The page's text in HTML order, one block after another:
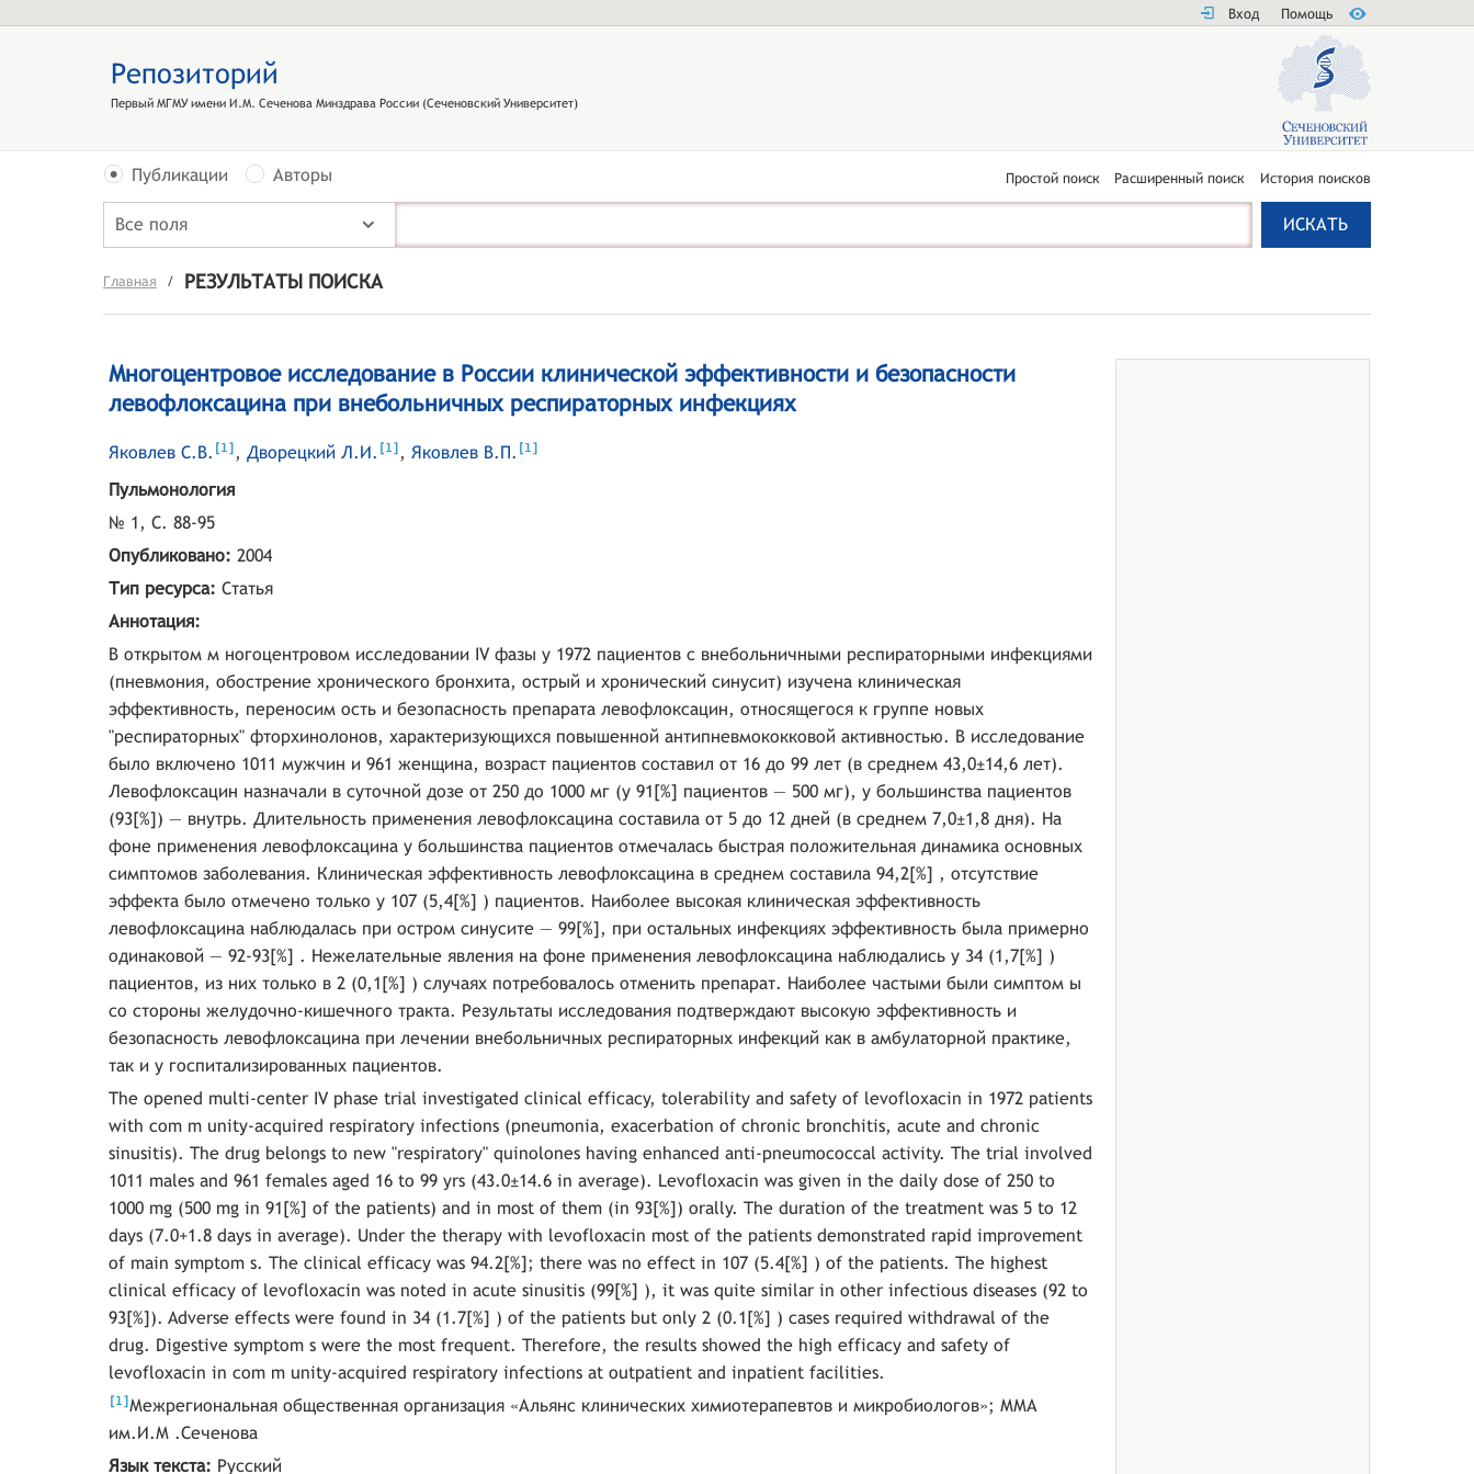
Вход Помощь
Репозиторий
Первый МГМУ имени И.М. Сеченова Минздрава России (Сеченовский Университет)
Публикации Авторы Простой поиск Расширенный поиск История поисков
Все поля
Главная / РЕЗУЛЬТАТЫ ПОИСКА
Многоцентровое исследование в России клинической эффективности и безопасности
левофлоксацина при внебольничных респираторных инфекциях
Яковлев С.В. [1] ,Дворецкий Л.И. [1] ,Яковлев В.П. [1]
Пульмонология
№ 1, С. 88-95
Опубликовано:2004
Тип ресурса:Статья
Аннотация:
В открытом м ногоцентровом исследовании IV фазы у 1972 пациентов с внебольничными респираторными инфекциями
(пневмония, обострение хронического бронхита, острый и хронический синусит) изучена клиническая
эффективность, переносим ость и безопасность препарата левофлоксацин, относящегося к группе новых
"респираторных" фторхинолонов, характеризующихся повышенной антипневмококковой активностью. В исследование
было включено 1011 мужчин и 961 женщина, возраст пациентов составил от 16 до 99 лет (в среднем 43,0±14,6 лет).
Левофлоксацин назначали в суточной дозе от 250 до 1000 мг (у 91[%] пациентов — 500 мг), у большинства пациентов
(93[%]) — внутрь. Длительность применения левофлоксацина составила от 5 до 12 дней (в среднем 7,0±1,8 дня). На
фоне применения левофлоксацина у большинства пациентов отмечалась быстрая положительная динамика основных
симптомов заболевания. Клиническая эффективность левофлоксацина в среднем составила 94,2[%] , отсутствие
эффекта было отмечено только у 107 (5,4[%] ) пациентов. Наиболее высокая клиническая эффективность
левофлоксацина наблюдалась при остром синусите — 99[%], при остальных инфекциях эффективность была примерно
одинаковой — 92-93[%] . Нежелательные явления на фоне применения левофлоксацина наблюдались у 34 (1,7[%] )
пациентов, из них только в 2 (0,1[%] ) случаях потребовалось отменить препарат. Наиболее частыми были симптом ы
со стороны желудочно-кишечного тракта. Результаты исследования подтверждают высокую эффективность и
безопасность левофлоксацина при лечении внебольничных респираторных инфекций как в амбулаторной практике,
так и у госпитализированных пациентов.
The opened multi-center IV phase trial investigated clinical efficacy, tolerability and safety of levofloxacin in 1972 patients
with com m unity-acquired respiratory infections (pneumonia, exacerbation of chronic bronchitis, acute and chronic
sinusitis). The drug belongs to new "respiratory" quinolones having enhanced anti-pneumococcal activity. The trial involved
1011 males and 961 females aged 16 to 99 yrs (43.0±14.6 in average). Levofloxacin was given in the daily dose of 250 to
1000 mg (500 mg in 91[%] of the patients) and in most of them (in 93[%]) orally. The duration of the treatment was 5 to 12
days (7.0+1.8 days in average). Under the therapy with levofloxacin most of the patients demonstrated rapid improvement
of main symptom s. The clinical efficacy was 94.2[%]; there was no effect in 107 (5.4[%] ) of the patients. The highest
clinical efficacy of levofloxacin was noted in acute sinusitis (99[%] ), it was quite similar in other infectious diseases (92 to
93[%]). Adverse effects were found in 34 (1.7[%] ) of the patients but only 2 (0.1[%] ) cases required withdrawal of the
drug. Digestive symptom s were the most frequent. Therefore, the results showed the high efficacy and safety of
levofloxacin in com m unity-acquired respiratory infections at outpatient and inpatient facilities.
[1]Межрегиональная общественная организация «Альянс клинических химиотерапевтов и микробиологов»; ММА
им.И.М .Сеченова
Язык текста: Русский